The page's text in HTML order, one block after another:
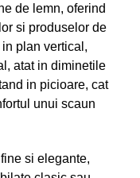
de lemn, oferind
si produselor de
plan vertical,
atat in diminetile
in picioare, cat
unui scaun
si elegante,